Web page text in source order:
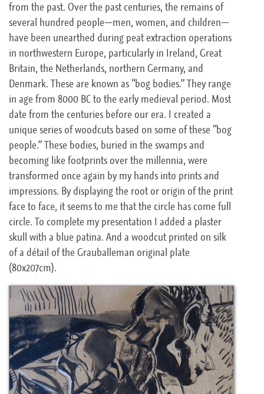
from the past. Over the past centuries, the remains of
several hundred people—men, women, and children—
have been unearthed during peat extraction operations
in northwestern Europe, particularly in Ireland, Great
Britain, the Netherlands, northern Germany, and
Denmark. These are known as “bog bodies.” They range
in age from 8000 BC to the early medieval period. Most
date from the centuries before our era. I created a
unique series of woodcuts based on some of these “bog
people.” These bodies, buried in the swamps and
becoming like footprints over the millennia, were
transformed once again by my hands into prints and
impressions. By displaying the root or origin of the print
face to face, it seems to me that the circle has come full
circle. To complete my presentation I added a plaster
skull with a blue patina. And a woodcut printed on silk
of a détail of the Grauballeman original plate
(80x207cm).